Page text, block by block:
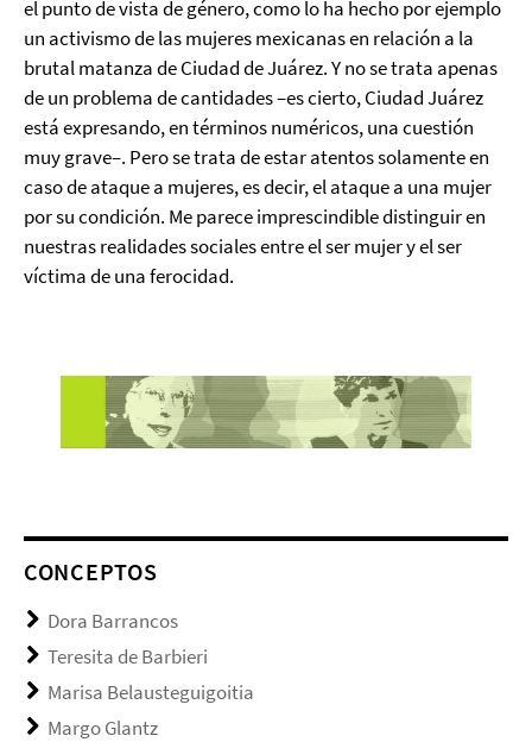
el punto de vista de género, como lo ha hecho por ejemplo
un activismo de las mujeres mexicanas en relación a la
brutal matanza de Ciudad de Juárez. Y no se trata apenas
de un problema de cantidades –es cierto, Ciudad Juárez
está expresando, en términos numéricos, una cuestión
muy grave–. Pero se trata de estar atentos solamente en
caso de ataque a mujeres, es decir, el ataque a una mujer
por su condición. Me parece imprescindible distinguir en
nuestras realidades sociales entre el ser mujer y el ser
víctima de una ferocidad.
CONCEPTOS
Dora Barrancos
Teresita de Barbieri
Marisa Belausteguigoitia
Margo Glantz